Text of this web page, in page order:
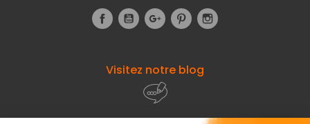
FacebookYouTubeGoogle+Pinterest
Visitez notre blog